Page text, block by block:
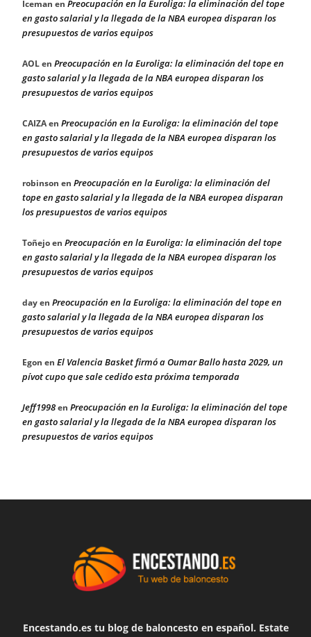
Iceman en Preocupación en la Euroliga: la eliminación del tope
en gasto salarial y la llegada de la NBA europea disparan los
presupuestos de varios equipos
AOLen Preocupación en la Euroliga: la eliminación del tope en
gasto salarial y la llegada de la NBA europea disparan los
presupuestos de varios equipos
CAIZAen Preocupación en la Euroliga: la eliminación del tope
en gasto salarial y la llegada de la NBA europea disparan los
presupuestos de varios equipos
robinson en Preocupación en la Euroliga: la eliminación del
tope en gasto salarial y la llegada de la NBA europea disparan
los presupuestos de varios equipos
Toñejoen Preocupación en la Euroliga: la eliminación del tope
en gasto salarial y la llegada de la NBA europea disparan los
presupuestos de varios equipos
dayen Preocupación en la Euroliga: la eliminación del tope en
gasto salarial y la llegada de la NBA europea disparan los
presupuestos de varios equipos
Egon en El Valencia Basket firmó a Oumar Ballo hasta 2029, un
pívot cupo que sale cedido esta próxima temporada
Jeff1998en Preocupación en la Euroliga: la eliminación del tope
en gasto salarial y la llegada de la NBA europea disparan los
presupuestos de varios equipos
Encestando.es tu blog de baloncesto en español. Estate